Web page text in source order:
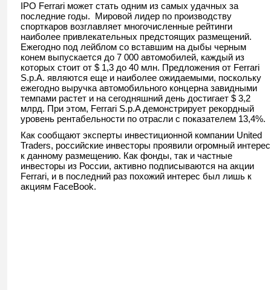
IPO Ferrari может стать одним из самых удачных за
последние годы. Мировой лидер по производству
спорткаров возглавляет многочисленные рейтинги
наиболее привлекательных предстоящих размещений.
Ежегодно под лейблом со вставшим на дыбы черным
конем выпускается до 7 000 автомобилей, каждый из
которых стоит от $ 1,3 до 40 млн. Предложения от Ferrari
S.p.A. являются еще и наиболее ожидаемыми, поскольку
ежегодно выручка автомобильного концерна завидными
темпами растет и на сегодняшний день достигает $ 3,2
млрд. При этом, Ferrari S.p.A демонстрирует рекордный
уровень рентабельности по отрасли с показателем 13,4%.
Как сообщают эксперты инвестиционной компании United
Traders, российские инвесторы проявили огромный интерес
к данному размещению. Как фонды, так и частные
инвесторы из России, активно подписываются на акции
Ferrari, и в последний раз похожий интерес был лишь к
акциям FaceBook.